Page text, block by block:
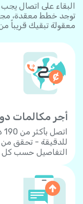
توجد خطط معقدة،
معقولة تبقيك قريباً
أجر مكالمات
للدقيقة - تحقق من
التفاصيل حسب كل